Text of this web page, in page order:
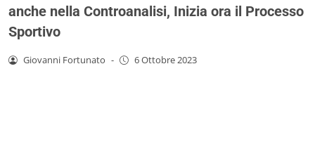
anche nella Controanalisi, Inizia ora il Processo
Sportivo
Giovanni Fortunato - 6 Ottobre 2023